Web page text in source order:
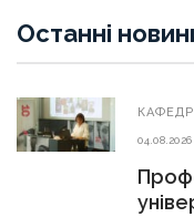
Останні
04.08.2026